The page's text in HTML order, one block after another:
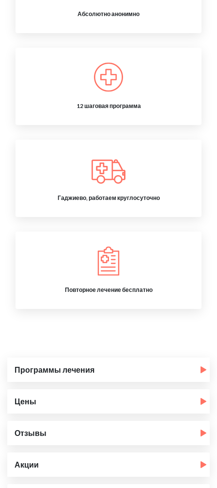
Абсолютно анонимно
12 шаговая программа
Гаджиево, работаем круглосуточно
Повторное лечение бесплатно
Программы лечения
Цены
Отзывы
Акции